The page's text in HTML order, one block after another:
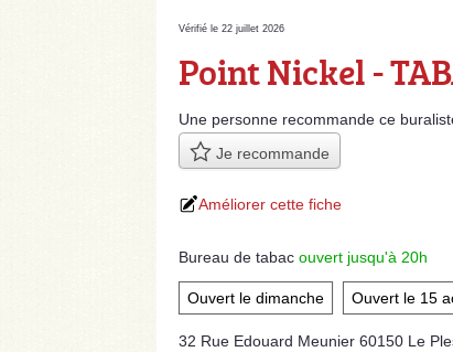
Vérifié le 22 juillet 2026
Point Nickel -
Une personne recommande ce
Je recommande
Améliorer cette fiche
Bureau de tabac ouvert jusqu'à 20h
Ouvert le dimanche Ouvert le 15
32 Rue Edouard Meunier 60150 Le